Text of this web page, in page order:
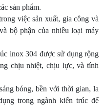
sản phẩm.
việc sản xuất, gia công và
bộ phận của nhiều loại máy
inox 304 được sử dụng rộng
chịu nhiệt, chịu lực, và tính
bóng, bền với thời gian, la
trong ngành kiến trúc để